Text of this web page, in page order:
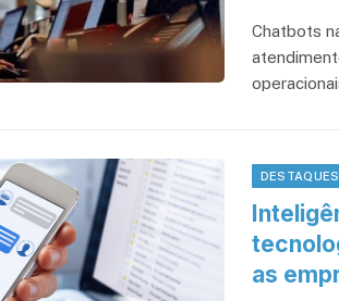
Chatbots
DESTAQUES
as